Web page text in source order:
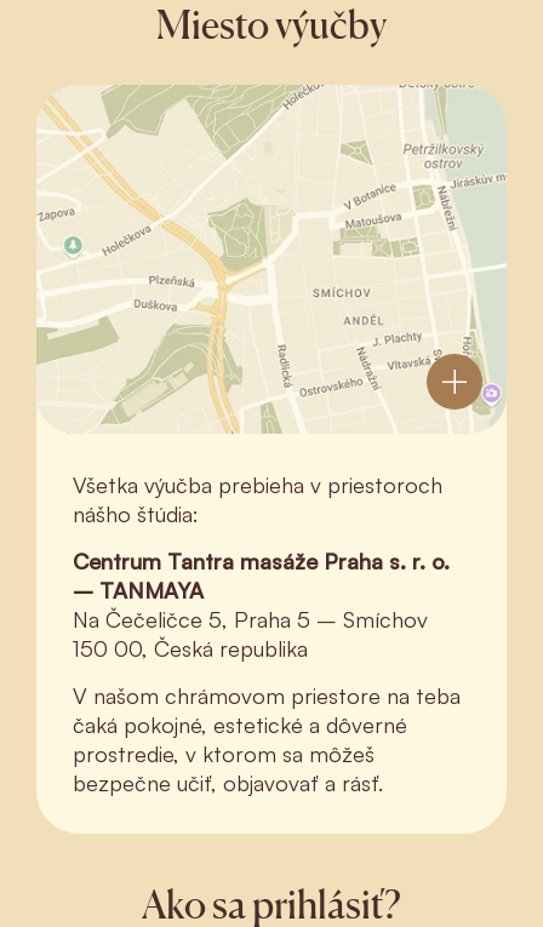
Miesto výučby
Všetka výučba prebieha v priestoroch
nášho štúdia:
Centrum Tantra masáže Praha s. r. o.
– TANMAYA
Na Čečeličce 5, Praha 5 – Smíchov
150 00, Česká republika
V našom chrámovom priestore na teba
čaká pokojné, estetické a dôverné
prostredie, v ktorom sa môžeš
bezpečne učiť, objavovať a rásť.
Ako sa prihlásiť?